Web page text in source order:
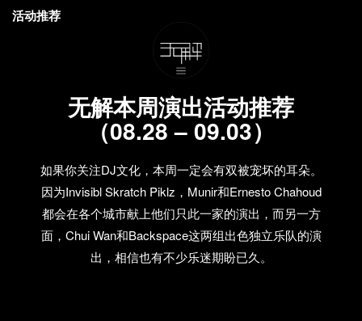
无解本周演出活动推荐
（08.28 – 09.03）
如果你关注DJ文化，本周一定会有双被宠坏的耳朵。
因为Invisibl Skratch Piklz，Munir和Ernesto Chahoud
都会在各个城市献上他们只此一家的演出，而另一方
面，Chui Wan和Backspace这两组出色独立乐队的演
出，相信也有不少乐迷期盼已久。
活动推荐